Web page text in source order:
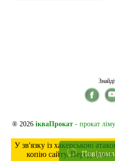
® 2026 ікваПрокат- прокат
У зв'язку із хакерською
копію сайту. Перед